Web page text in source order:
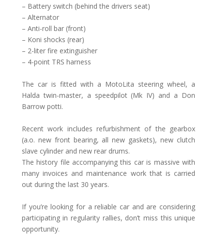
– Battery switch (behind the drivers seat)
– Alternator
– Anti-roll bar (front)
– Koni shocks (rear)
– 2-liter fire extinguisher
– 4-point TRS harness
The car is fitted with a MotoLita steering wheel, a
Halda twin-master, a speedpilot (Mk IV) and a Don
Barrow potti.
Recent work includes refurbishment of the gearbox
(a.o. new front bearing, all new gaskets), new clutch
slave cylinder and new rear drums.
The history file accompanying this car is massive with
many invoices and maintenance work that is carried
out during the last 30 years.
If you’re looking for a reliable car and are considering
participating in regularity rallies, don’t miss this unique
opportunity.